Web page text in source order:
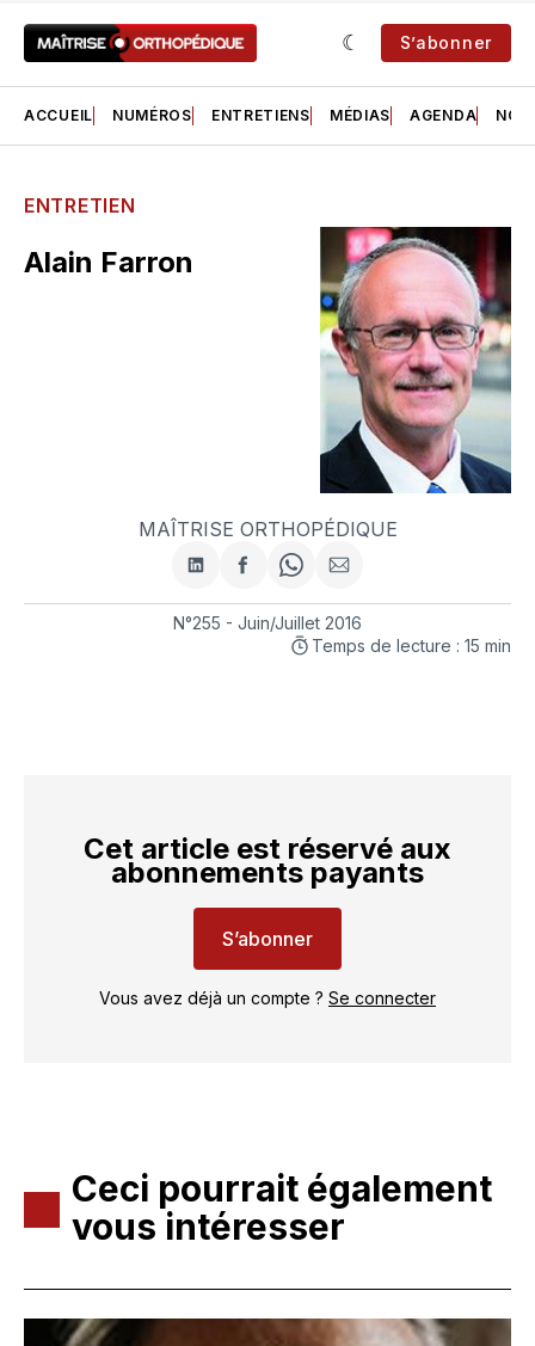
S’abonner
ACCUEIL NUMÉROS ENTRETIENS MÉDIAS AGENDA NOS
ENTRETIEN
Alain Farron
MAÎTRISE ORTHOPÉDIQUE
Partager
sur
LinkedIn
Partager
sur
Facebook
Share
on
WhatsApp
Partager
par
courriel
N°255 - Juin/Juillet 2016
Temps de lecture : 15 min
Cet article est réservé aux
abonnements payants
S’abonner
Vous avez déjà un compte ? Se connecter
Ceci pourrait également
vous intéresser